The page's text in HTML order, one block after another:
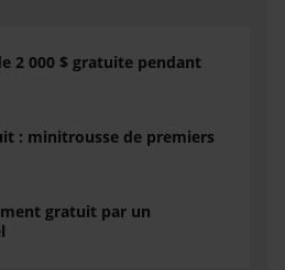
2 000 $ gratuite pendant
: minitrousse de premiers
gratuit par un